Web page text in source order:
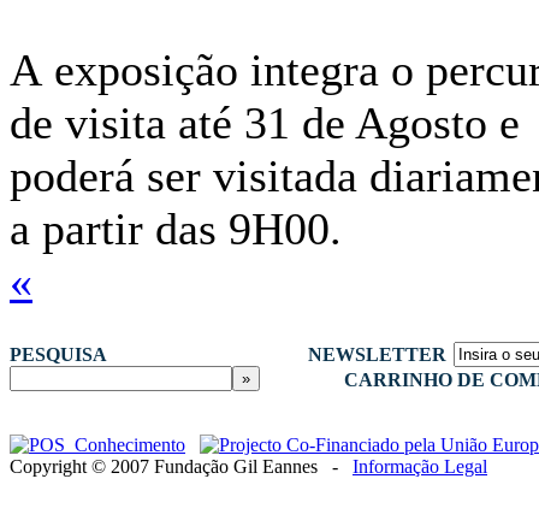
A exposição integra o
de visita até 31 de Agosto e
poderá ser visitada
a partir das 9H00.
«
PESQUISA
NEWSLETTER
CARRINHO DE
Copyright © 2007 Fundação Gil Eannes - Informação Legal